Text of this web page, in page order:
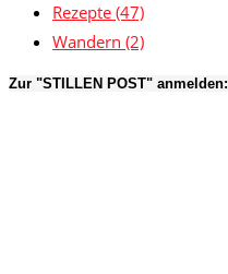
Rezepte (47)
Wandern (2)
Zur "STILLEN POST" anmelden: